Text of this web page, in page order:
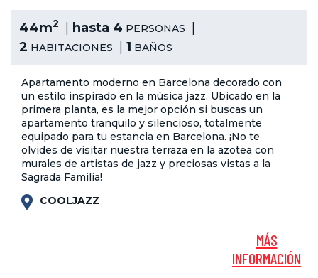
44m2 hasta 4 PERSONAS
2 HABITACIONES 1 BAÑOS
Apartamento moderno en Barcelona decorado con
un estilo inspirado en la música jazz. Ubicado en la
primera planta, es la mejor opción si buscas un
apartamento tranquilo y silencioso, totalmente
equipado para tu estancia en Barcelona. ¡No te
olvides de visitar nuestra terraza en la azotea con
murales de artistas de jazz y preciosas vistas a la
Sagrada Familia!
COOLJAZZ
MÁS
INFORMACIÓN